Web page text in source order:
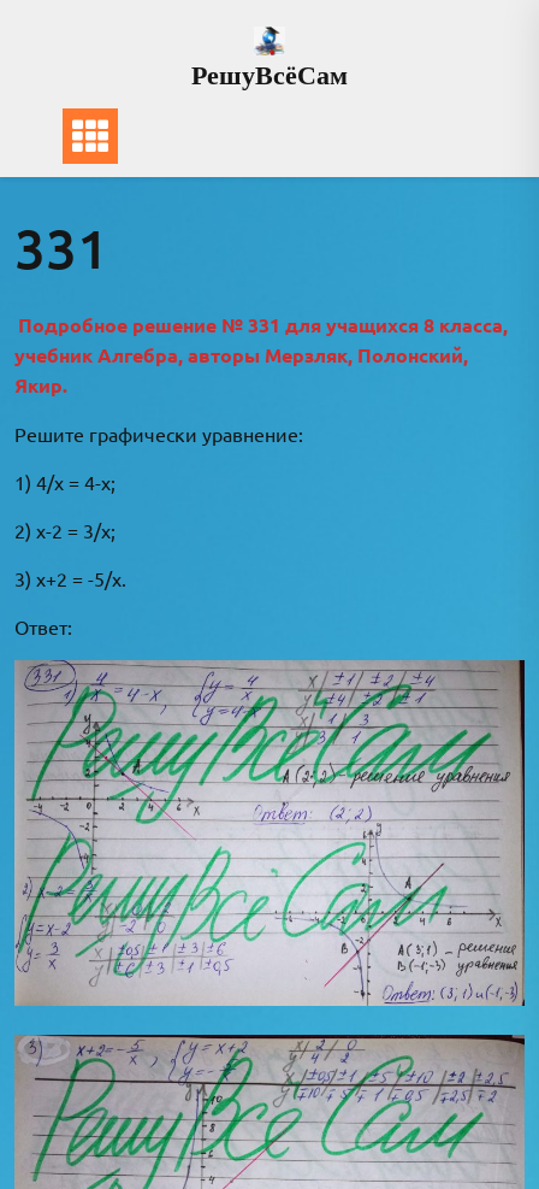
РешуВсёСам
331
Подробное решение № 331 для учащихся 8 класса,
учебник Алгебра, авторы Мерзляк, Полонский,
Якир.
Решите графически уравнение:
1) 4/x = 4-x;
2) x-2 = 3/x;
3) x+2 = -5/x.
Ответ: